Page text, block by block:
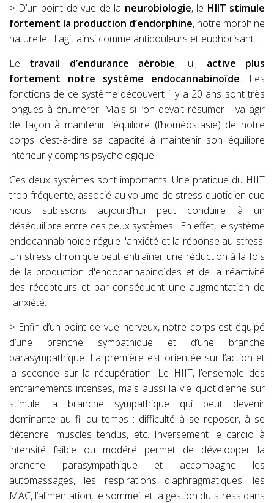
> D’un point de vue de la neurobiologie, le HIIT stimule
fortement la production d’endorphine, notre morphine
naturelle. Il agit ainsi comme antidouleurs et euphorisant.
Le travail d’endurance aérobie, lui, active plus
fortement notre système endocannabinoïde. Les
fonctions de ce système découvert il y a 20 ans sont très
longues à énumérer. Mais si l’on devait résumer il va agir
de façon à maintenir l’équilibre (l’homéostasie) de notre
corps c’est-à-dire sa capacité à maintenir son équilibre
intérieur y compris psychologique.
Ces deux systèmes sont importants. Une pratique du HIIT
trop fréquente, associé au volume de stress quotidien que
nous subissons aujourd’hui peut conduire à un
déséquilibre entre ces deux systèmes. En effet, le système
endocannabinoïde régule l'anxiété et la réponse au stress.
Un stress chronique peut entraîner une réduction à la fois
de la production d'endocannabinoïdes et de la réactivité
des récepteurs et par conséquent une augmentation de
l'anxiété.
> Enfin d’un point de vue nerveux, notre corps est équipé
d’une branche sympathique et d’une branche
parasympathique. La première est orientée sur l’action et
la seconde sur la récupération. Le HIIT, l’ensemble des
entrainements intenses, mais aussi la vie quotidienne sur
stimule la branche sympathique qui peut devenir
dominante au fil du temps : difficulté à se reposer, à se
détendre, muscles tendus, etc. Inversement le cardio à
intensité faible ou modéré permet de développer la
branche parasympathique et accompagne les
automassages, les respirations diaphragmatiques, les
MAC, l’alimentation, le sommeil et la gestion du stress dans